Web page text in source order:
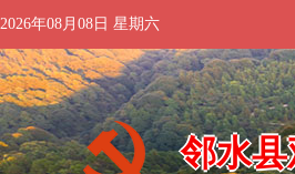
2026年08月08日 星期六
邻水